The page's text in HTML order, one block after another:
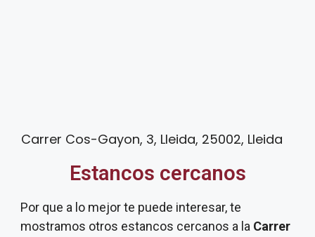
Carrer Cos-Gayon, 3, Lleida, 25002, Lleida
Estancos cercanos
Por que a lo mejor te puede interesar, te
mostramos otros estancos cercanos a la Carrer